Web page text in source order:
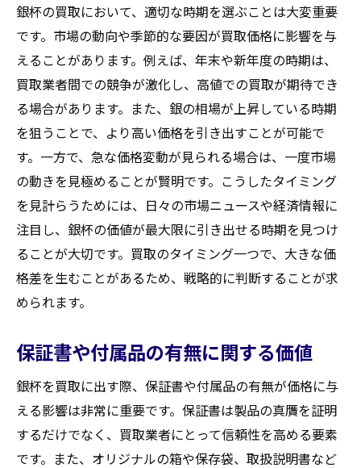
銀杯の買取において、適切な時期を選ぶことは大変重要
です。市場の動向や季節的な要因が買取価格に影響を与
えることがあります。例えば、年末や新年度の時期は、
買取業者間での競争が激化し、高値での買取が期待でき
る場合があります。また、銀の相場が上昇している時期
を狙うことで、より高い価格を引き出すことが可能で
す。一方で、急な価格変動が見られる場合は、一度市場
の動きを見極めることが賢明です。こうしたタイミング
を見計らうためには、日々の市場ニュースや経済情報に
注目し、銀杯の価値が最大限に引き出せる時期を見つけ
ることが大切です。買取のタイミング一つで、大きな価
格差を生むことがあるため、戦略的に判断することが求
められます。
保証書や付属品の有無に関する価値
銀杯を買取に出す際、保証書や付属品の有無が価格に与
える影響は非常に重要です。保証書は製品の真贋を証明
するだけでなく、買取業者にとって信頼性を高める要素
です。また、オリジナルの箱や保存袋、取扱説明書など